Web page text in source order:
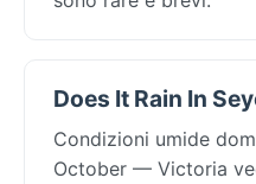
Does It Rain In
Condizioni umide
October — Victoria